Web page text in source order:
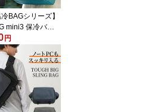
ト uniqute tu00
冷BAGシリーズ】
mini3 保冷バッ
パクト 折りたた
保冷 レジカゴ
ッグ 買い物かご
ク トート 肩掛け
温 自立 おしゃれ
トル 自転車 お
ャンプ 運動会 お
円